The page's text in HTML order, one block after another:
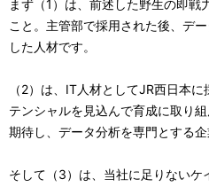
まず（1）は、前述した野生の即
こと。主管部で採用された後、デ
した人材です。
（2）は、IT人材としてJR西日本
テンシャルを見込んで育成に取り
期待し、データ分析を専門とする
そして（3）は、当社に足りない